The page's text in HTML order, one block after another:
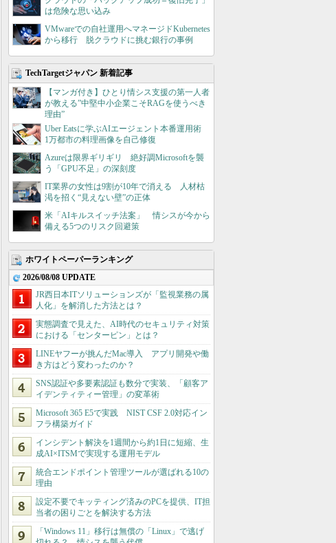
は危険な思い込み
VMwareでの自社運用へマネージドKubernetes
から移行 脱クラウドに挑む銀行の事例
TechTargetジャパン 新着記事
【マンガ付き】ひとり情シス支援の第一人者
が教える”中堅中小企業こそRAGを使うべき
理由”
Uber Eatsに学ぶAIエージェント本番運用術
1万都市の料理画像を自己修復
Azureは限界ギリギリ 絶好調Microsoftを襲
う「GPU不足」の深刻度
IT業界の女性は9割が10年で消える 人材枯
渇を招く“見えない壁”の正体
米「AIキルスイッチ法案」 情シスが今から
備える5つのリスク回避策
ホワイトペーパーランキング
2026/08/08 UPDATE
JR西日本ITソリューションズが「監視業務の属
人化」を解消した方法とは？
実態調査で見えた、AI時代のセキュリティ対策
における「センターピン」とは？
LINEヤフーが挑んだMac導入 アプリ開発や働
き方はどう変わったのか？
SNS認証や多要素認証も数分で実装、「顧客ア
イデンティティー管理」の変革術
Microsoft 365 E5で実践 NIST CSF 2.0対応イン
フラ構築ガイド
インシデント解決を1週間から約1日に短縮、生
成AI×ITSMで実現する運用モデル
統合エンドポイント管理ツールが選ばれる10の
理由
設定不要でキッティング済みのPCを提供、IT担
当者の困りごとを解決する方法
「Windows 11」移行は無償の「Linux」で逃げ